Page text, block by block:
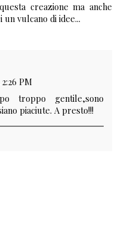
creazione ma anche
vulcano di idee...
PM
troppo gentile,sono
piaciute. A presto!!!